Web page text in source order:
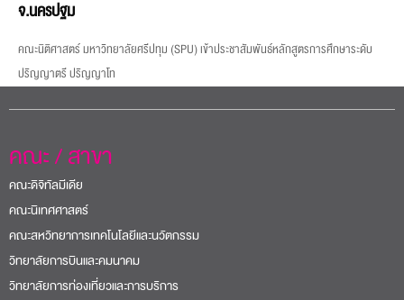
จ.นครปฐม
คณะนิติศาสตร์ มหาวิทยาลัยศรีปทุม (SPU) เข้าประชาสัมพันธ์หลักสูตรการศึกษาระดับ
ปริญญาตรี ปริญญาโท
คณะ / สาขา
คณะดิจิทัลมีเดีย
คณะนิเทศศาสตร์
คณะสหวิทยาการเทคโนโลยีและนวัตกรรม
วิทยาลัยการบินและคมนาคม
วิทยาลัยการท่องเที่ยวและการบริการ